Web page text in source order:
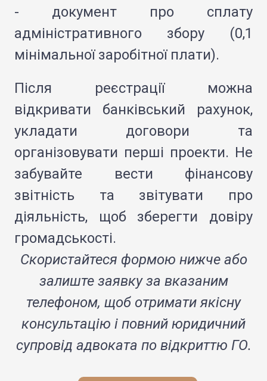
- документ про сплату
адміністративного збору (0,1
мінімальної заробітної плати).
Після реєстрації можна
відкривати банківський рахунок,
укладати договори та
організовувати перші проекти. Не
забувайте вести фінансову
звітність та звітувати про
діяльність, щоб зберегти довіру
громадськості.
Скористайтеся формою нижче або
залиште заявку за вказаним
телефоном, щоб отримати якісну
консультацію і повний юридичний
супровід адвоката по відкриттю ГО.